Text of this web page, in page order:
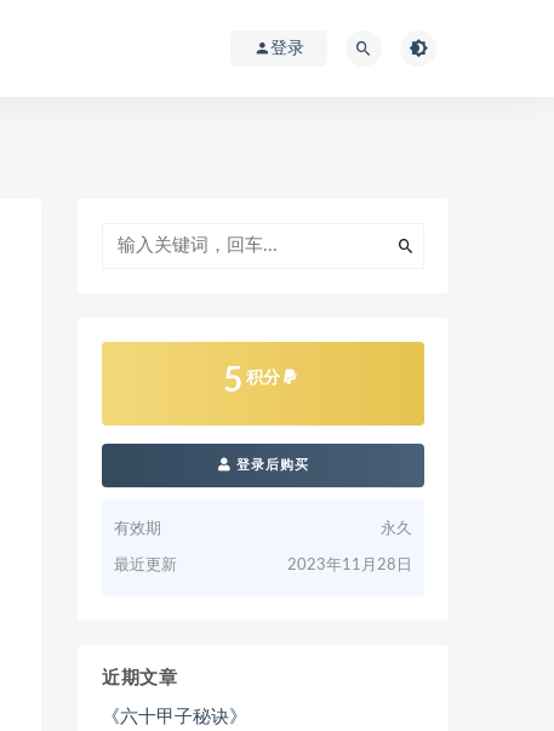
登录
5 积分
登录后购买
有效期 永久
最近更新 2023年11月28日
近期文章
《六十甲子秘诀》